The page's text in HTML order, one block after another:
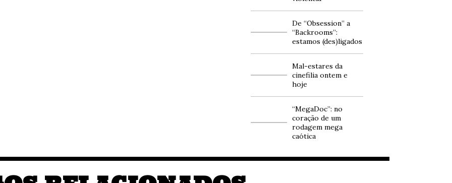
De “Obsession” a
“Backrooms”:
estamos (des)ligados
Mal-estares da
cinefilia ontem e
hoje
“MegaDoc”: no
coração de um
rodagem mega
caótica